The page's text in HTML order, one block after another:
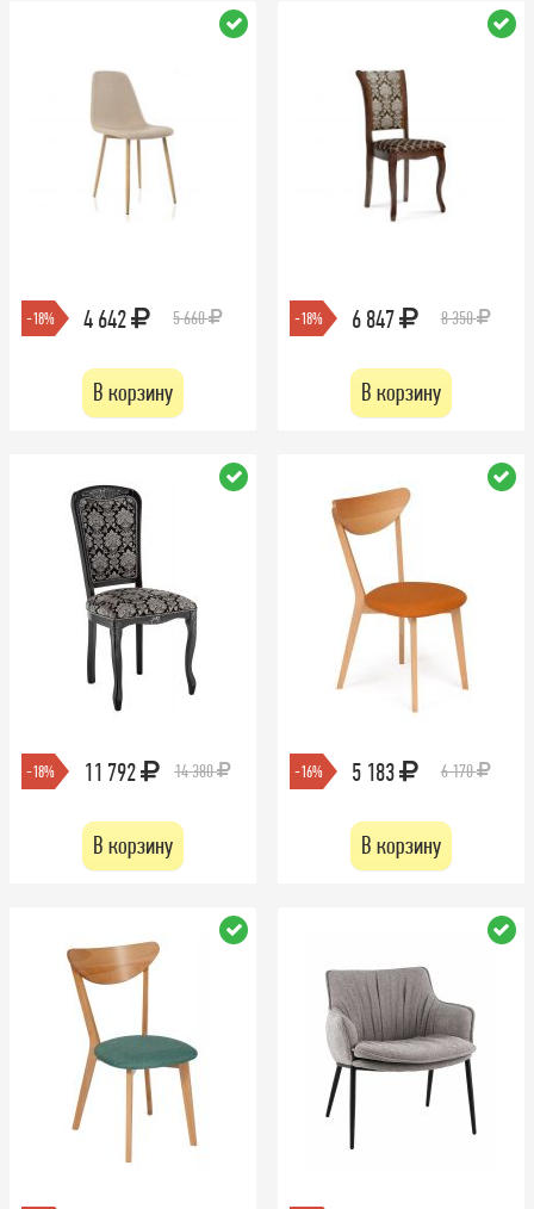
-18% 4 642 5 660
В корзину
-18% 6 847 8 350
В корзину
-18% 11 792 14 380
В корзину
-16% 5 183 6 170
В корзину